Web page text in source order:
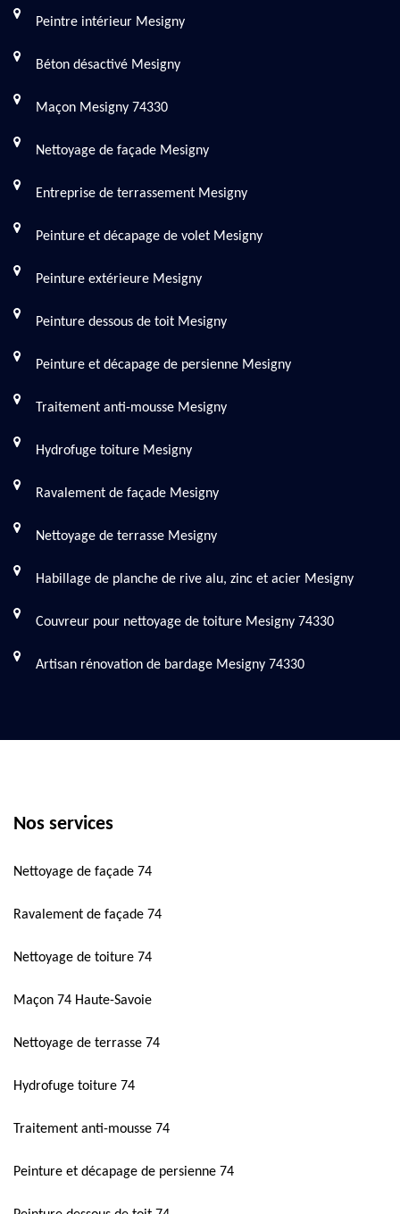
Peintre intérieur Mesigny
Béton désactivé Mesigny
Maçon Mesigny 74330
Nettoyage de façade Mesigny
Entreprise de terrassement Mesigny
Peinture et décapage de volet Mesigny
Peinture extérieure Mesigny
Peinture dessous de toit Mesigny
Peinture et décapage de persienne Mesigny
Traitement anti-mousse Mesigny
Hydrofuge toiture Mesigny
Ravalement de façade Mesigny
Nettoyage de terrasse Mesigny
Habillage de planche de rive alu, zinc et acier Mesigny
Couvreur pour nettoyage de toiture Mesigny 74330
Artisan rénovation de bardage Mesigny 74330
Nos services
Nettoyage de façade 74
Ravalement de façade 74
Nettoyage de toiture 74
Maçon 74 Haute-Savoie
Nettoyage de terrasse 74
Hydrofuge toiture 74
Traitement anti-mousse 74
Peinture et décapage de persienne 74